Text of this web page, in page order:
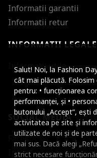
Salut! Noi, la Fashion
cât mai plăcută.
pentru: • funcționarea
performanței, și •
butonului „Accept”, ești
activitatea pe site și
utilizate de noi și de
mai sus. Dacă alegi
strict necesare
Informatii garantii
Informatii retur
INFORMATII LEGALE
Informatii utile
SOCIAL MEDIA
Facebook
Instagram